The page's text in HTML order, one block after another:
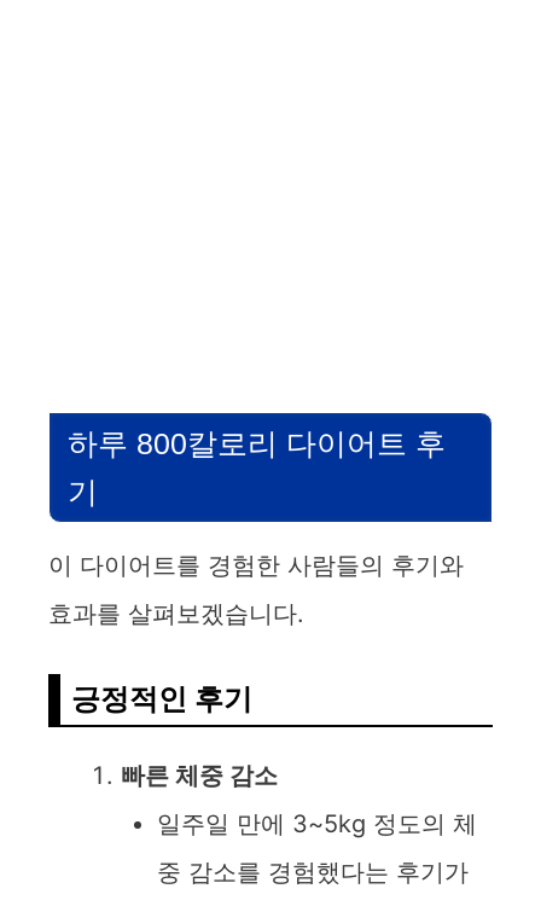
하루 800칼로리 다이어트 후
기
이 다이어트를 경험한 사람들의 후기와
효과를 살펴보겠습니다.
긍정적인 후기
빠른 체중 감소
일주일 만에 3~5kg 정도의 체
중 감소를 경험했다는 후기가